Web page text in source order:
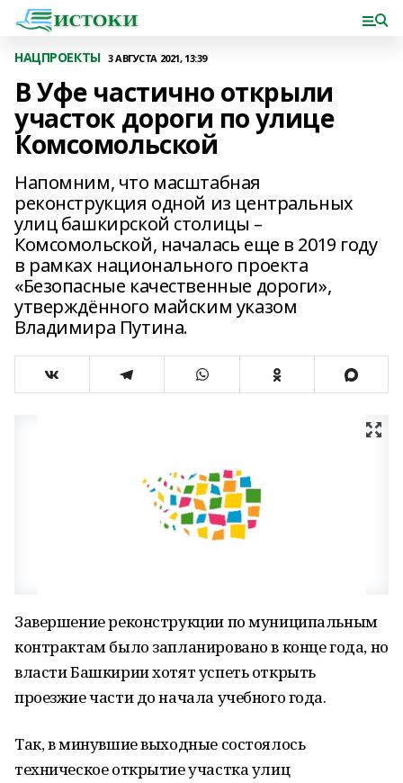
НАЦПРОЕКТЫ 3 АВГУСТА 2021, 13:39
В Уфе частично открыли
участок дороги по улице
Комсомольской
Напомним, что масштабная
реконструкция одной из центральных
улиц башкирской столицы –
Комсомольской, началась еще в 2019 году
в рамках национального проекта
«Безопасные качественные дороги»,
утверждённого майским указом
Владимира Путина.
Завершение реконструкции по муниципальным
контрактам было запланировано в конце года, но
власти Башкирии хотят успеть открыть
проезжие части до начала учебного года.
Так, в минувшие выходные состоялось
техническое открытие участка улиц